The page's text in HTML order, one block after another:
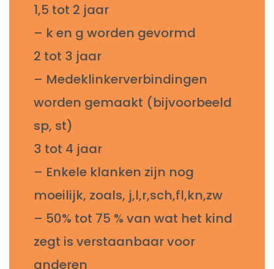
1,5 tot 2 jaar
– k en g worden gevormd
2 tot 3 jaar
– Medeklinkerverbindingen
worden gemaakt (bijvoorbeeld
sp, st)
3 tot 4 jaar
– Enkele klanken zijn nog
moeilijk, zoals, j,l,r,sch,fl,kn,zw
– 50% tot 75 % van wat het kind
zegt is verstaanbaar voor
anderen